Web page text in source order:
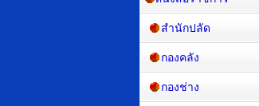
สำนักปลัด
กองคลัง
กองช่าง